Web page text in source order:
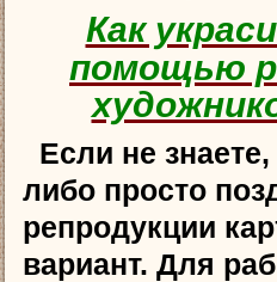
Как
помощью
Если не
либо просто
репродукции
вариант. Для